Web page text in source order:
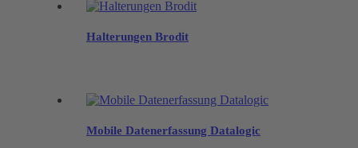
Halterungen Brodit
Mobile Datenerfassung Datalogic